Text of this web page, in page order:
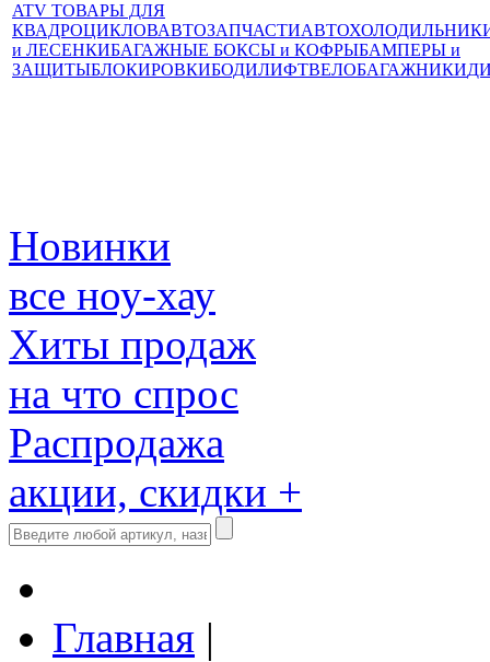
ATV ТОВАРЫ ДЛЯ
КВАДРОЦИКЛОВАВТОЗАПЧАСТИ
и ЛЕСЕНКИБАГАЖНЫЕ БОКСЫ и КОФРЫБАМПЕРЫ и
ЗАЩИТЫБЛОКИРОВКИБОДИЛИФТВЕЛОБАГАЖНИКИ
Новинки
все ноу-хау
Хиты продаж
на что спрос
Распродажа
акции, скидки +
Главная |